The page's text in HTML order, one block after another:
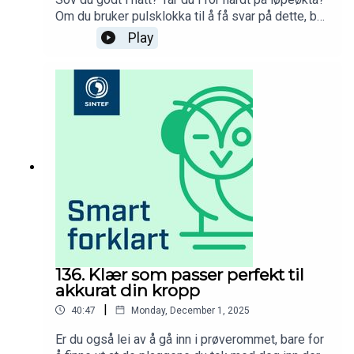
Om du bruker pulsklokka til å få svar på dette, bør
du høre denne episoden!Torstein Dalen-
Lorentsen er forskningsleder for helse- og
ytelsesteknologi i SINTEF, han er en løpsmaskin -
og han har trenererfaring fra toppidretten. I denne
hurtigforklaringa gir han deg oppskriften på
hvordan du bruker pulsklokka di best
mulig!Musikk: Syncpoint
Play
136. Klær som passer perfekt til
akkurat din kropp
40:47 | Monday, December 1, 2025
Er du også lei av å gå inn i prøverommet, bare for